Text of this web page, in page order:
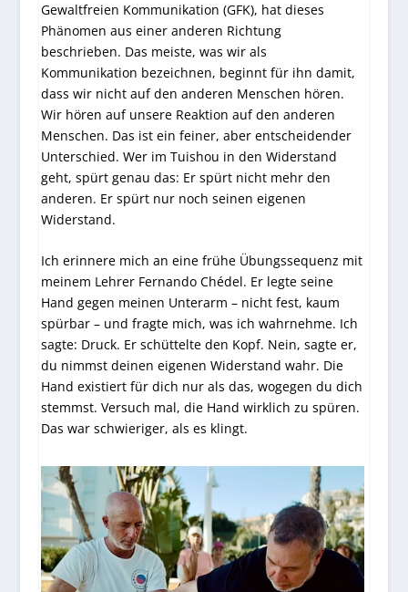
Gewaltfreien Kommunikation (GFK), hat dieses
Phänomen aus einer anderen Richtung
beschrieben. Das meiste, was wir als
Kommunikation bezeichnen, beginnt für ihn damit,
dass wir nicht auf den anderen Menschen hören.
Wir hören auf unsere Reaktion auf den anderen
Menschen. Das ist ein feiner, aber entscheidender
Unterschied. Wer im Tuishou in den Widerstand
geht, spürt genau das: Er spürt nicht mehr den
anderen. Er spürt nur noch seinen eigenen
Widerstand.
Ich erinnere mich an eine frühe Übungssequenz mit
meinem Lehrer Fernando Chédel. Er legte seine
Hand gegen meinen Unterarm – nicht fest, kaum
spürbar – und fragte mich, was ich wahrnehme. Ich
sagte: Druck. Er schüttelte den Kopf. Nein, sagte er,
du nimmst deinen eigenen Widerstand wahr. Die
Hand existiert für dich nur als das, wogegen du dich
stemmst. Versuch mal, die Hand wirklich zu spüren.
Das war schwieriger, als es klingt.